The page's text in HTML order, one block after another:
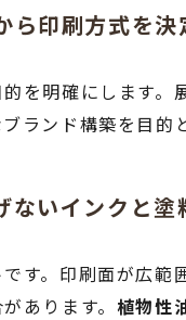
ら印刷方式を決
を明確にします
ランド構築を目的
ないインクと塗
す。印刷面が広
あります。 植物性